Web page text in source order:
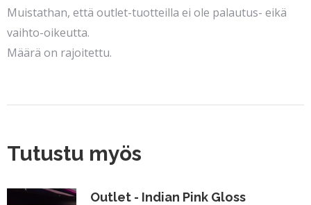
Muistathan, että outlet-tuotteilla ei ole palautus- eikä
vaihto-oikeutta.
Määrä on rajoitettu.
Tutustu myös
Outlet - Indian Pink Gloss